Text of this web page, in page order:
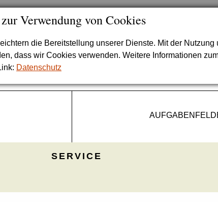
Verwendung von Cookies
die Bereitstellung unserer Dienste. Mit der
dass wir Cookies verwenden. Weitere Informationen
Datenschutz
SERVICE